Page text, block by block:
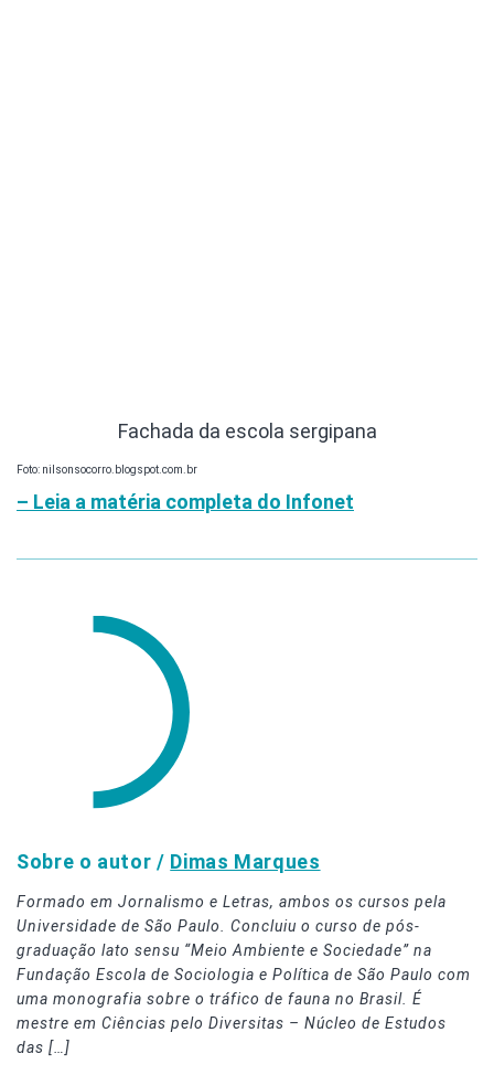
Fachada da escola sergipana
Foto: nilsonsocorro.blogspot.com.br
– Leia a matéria completa do Infonet
Sobre o autor / Dimas Marques
Formado em Jornalismo e Letras, ambos os cursos pela
Universidade de São Paulo. Concluiu o curso de pós-
graduação lato sensu “Meio Ambiente e Sociedade” na
Fundação Escola de Sociologia e Política de São Paulo com
uma monografia sobre o tráfico de fauna no Brasil. É
mestre em Ciências pelo Diversitas – Núcleo de Estudos
das […]